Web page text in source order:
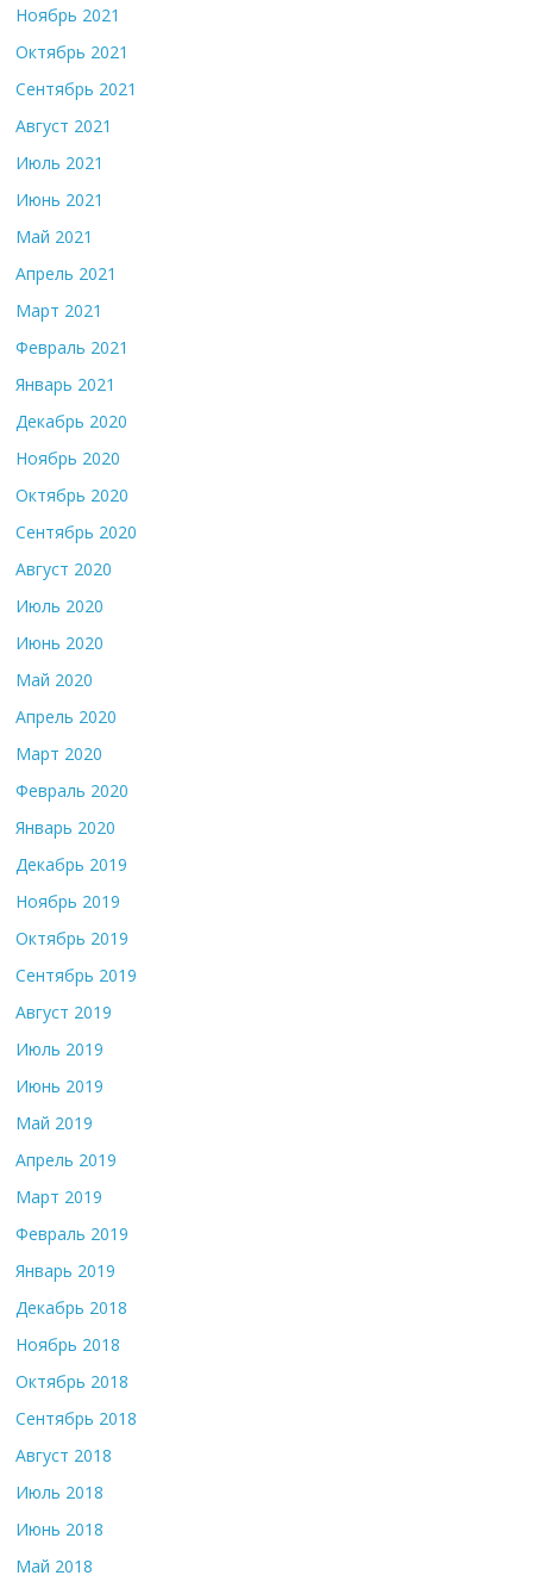
Ноябрь 2021
Октябрь 2021
Сентябрь 2021
Август 2021
Июль 2021
Июнь 2021
Май 2021
Апрель 2021
Март 2021
Февраль 2021
Январь 2021
Декабрь 2020
Ноябрь 2020
Октябрь 2020
Сентябрь 2020
Август 2020
Июль 2020
Июнь 2020
Май 2020
Апрель 2020
Март 2020
Февраль 2020
Январь 2020
Декабрь 2019
Ноябрь 2019
Октябрь 2019
Сентябрь 2019
Август 2019
Июль 2019
Июнь 2019
Май 2019
Апрель 2019
Март 2019
Февраль 2019
Январь 2019
Декабрь 2018
Ноябрь 2018
Октябрь 2018
Сентябрь 2018
Август 2018
Июль 2018
Июнь 2018
Май 2018